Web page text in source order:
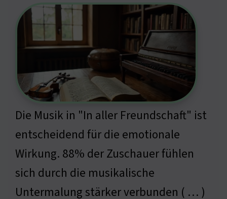
Die Musik in "In aller Freundschaft" ist
entscheidend für die emotionale
Wirkung. 88% der Zuschauer fühlen
sich durch die musikalische
Untermalung stärker verbunden ( … )